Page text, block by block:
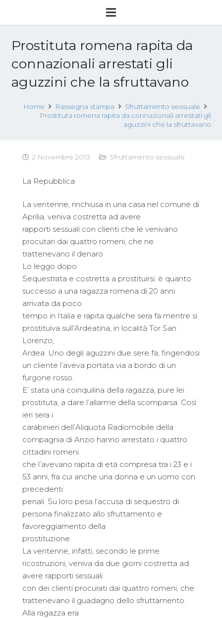
Prostituta romena rapita da
connazionali arrestati gli
aguzzini che la sfruttavano
Home Rassegna stampa
Sfruttamento sessuale
Prostituta romena rapita da connazionali arrestati gli
aguzzini che la sfruttavano
2 Novembre 2013 Sfruttamento sessuale
La Repubblica
La ventenne, rinchiusa in una casa nel comune di
Aprilia, veniva costretta ad avere
rapporti sessuali con clienti che le venivano
procutari dai quattro romeni, che ne
trattenevano il denaro
Lo leggo dopo
Sequestrata e costretta a prostituirsi: è quanto
successo a una ragazza romena di 20 anni
arrivata da poco
tempo in Italia e rapita qualche sera fa mentre si
prostituiva sull’Ardeatina, in località Tor San
Lorenzo,
Ardea. Uno degli aguzzini due sere fa, fingendosi
un cliente l’aveva portata via a bordo di un
furgone rosso.
E’ stata una coinquilina della ragazza, pure lei
prostituta, a dare l’allarme della scomparsa. Così
ieri sera i
carabinieri dell’Aliquota Radiomobile della
compagnia di Anzio hanno arrestato i quattro
cittadini romeni
che l’avevano rapita di età compresa tra i 23 e i
53 anni, fra cui anche una donna e un uomo con
precedenti
penali. Su loro pesa l’accusa di sequestro di
persona finalizzato allo sfruttamento e
favoreggiamento della
prostituzione.
La ventenne, infatti, secondo le prime
ricostruzioni, veniva da due giorni costretta ad
avere rapporti sessuali
con dei clienti procurati dai quattro romeni, che
trattenevano il guadagno dello sfruttamento.
Alla ragazza era